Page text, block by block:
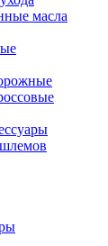
масла